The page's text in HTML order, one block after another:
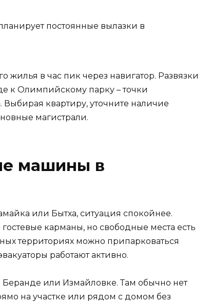
постоянные вылазки в
жилья в час пик через навигатор. Развязки
к Олимпийскому парку – точки
Выбирая квартиру, уточните наличие
магистрали.
машины в
или Бытха, ситуация спокойнее.
карманы, но свободные места есть
территориях можно припарковаться
работают активно.
Беранде или Измайловке. Там обычно нет
на участке или рядом с домом без